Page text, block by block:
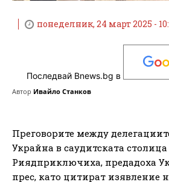
понеделник, 24 март 2025 -
Последвай Bnews.bg в
Автор Ивайло Станков
Преговорите между
Украйна в саудитската столица
Риядприключиха, предадоха
прес, като цитират изявление